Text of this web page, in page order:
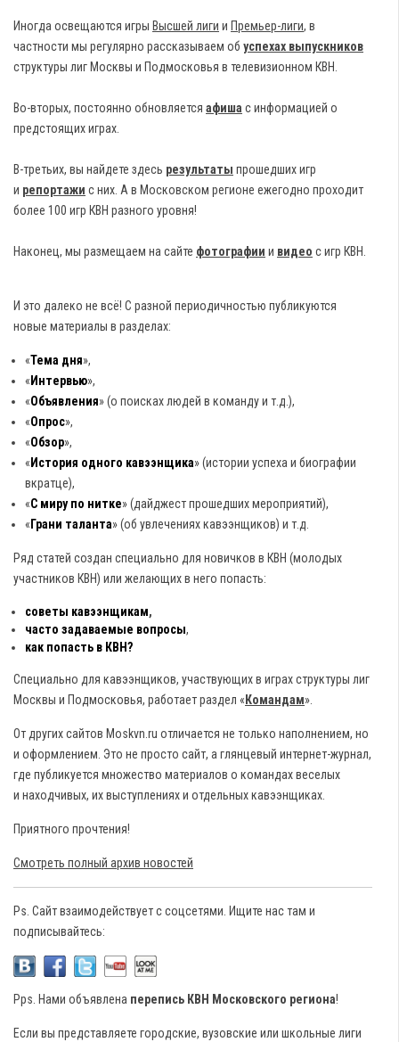
Иногда освещаются игры Высшей лиги и Премьер-лиги, в
частности мы регулярно рассказываем об успехах выпускников
структуры лиг Москвы и Подмосковья в телевизионном КВН.
Во-вторых, постоянно обновляется афиша с информацией о
предстоящих играх.
В-третьих, вы найдете здесь результаты прошедших игр
и репортажи с них. А в Московском регионе ежегодно проходит
более 100 игр КВН разного уровня!
Наконец, мы размещаем на сайте фотографии и видео с игр КВН.
И это далеко не всё! С разной периодичностью публикуются
новые материалы в разделах:
«Тема дня»,
« Интервью»,
«Объявления» (о поисках людей в команду и т.д.),
«Опрос»,
«Обзор»,
« История одного кавээнщика» (истории успеха и биографии
вкратце),
«С миру по нитке» (дайджест прошедших мероприятий),
« Грани таланта» (об увлечениях кавээнщиков) и т.д.
Ряд статей создан специально для новичков в КВН (молодых
участников КВН) или желающих в него попасть:
советы кавээнщикам,
часто задаваемые вопросы,
как попасть в КВН?
Специально для кавээнщиков, участвующих в играх структуры лиг
Москвы и Подмосковья, работает раздел « Командам».
От других сайтов Moskvn.ru отличается не только наполнением, но
и оформлением. Это не просто сайт, а глянцевый интернет-журнал,
где публикуется множество материалов о командах веселых
и находчивых, их выступлениях и отдельных кавээнщиках.
Приятного прочтения!
Смотреть полный архив новостей
Ps. Сайт взаимодействует с соцсетями. Ищите нас там и
подписывайтесь:
Pps. Нами объявлена перепись КВН Московского региона!
Если вы представляете городские, вузовские или школьные лиги